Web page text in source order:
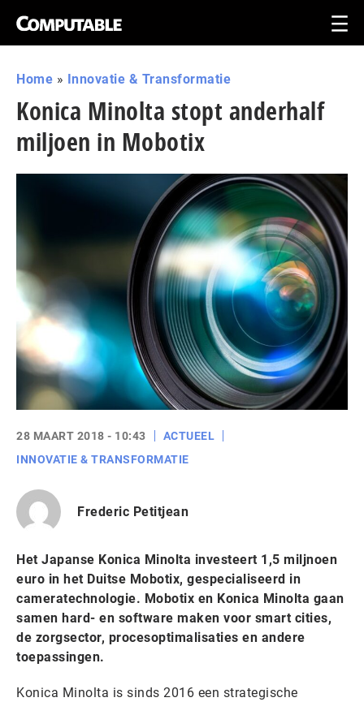
Home » Innovatie & Transformatie
Konica Minolta stopt anderhalf
miljoen in Mobotix
28 MAART 2018 - 10:43
ACTUEEL
INNOVATIE & TRANSFORMATIE
Frederic Petitjean
Het Japanse Konica Minolta investeert 1,5 miljnoen
euro in het Duitse Mobotix, gespecialiseerd in
cameratechnologie. Mobotix en Konica Minolta gaan
samen hard- en software maken voor smart cities,
de zorgsector, procesoptimalisaties en andere
toepassingen.
Konica Minolta is sinds 2016 een strategische